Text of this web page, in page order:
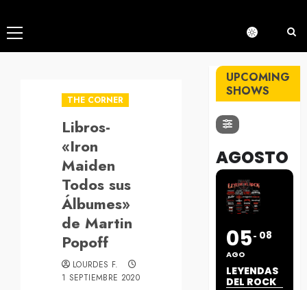
Menú
principal
THE CORNER
Libros-
«Iron
Maiden
Todos sus
Álbumes»
de Martin
Popoff
LOURDES F.
1 SEPTIEMBRE 2020
UPCOMING
SHOWS
AGOSTO
05
AGO
08
LEYENDAS
DEL ROCK